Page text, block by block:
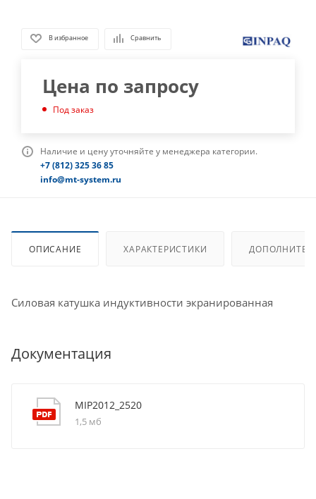
В избранное Сравнить
Цена по запросу
Под заказ
Наличие и цену уточняйте у менеджера категории.
+7 (812) 325 36 85
info@mt-system.ru
ОПИСАНИЕ ХАРАКТЕРИСТИКИ
Силовая катушка индуктивности экранированная
Документация
MIP2012_2520
1,5 мб